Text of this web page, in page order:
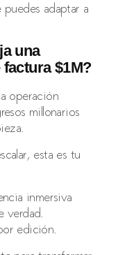
adaptar a
una
$1M?
operación
millonarios
esta es tu
inmersiva
verdad.
edición.